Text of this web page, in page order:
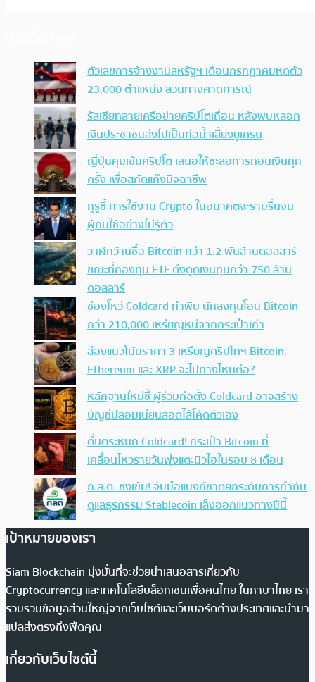
ตัวเลขการจ้างงานสหรัฐฯ เดือนกรกฎาคมหดตัว
23,000 ตำแหน่ง สวนทางคาดการณ์
รัสเซียทลายเครือข่ายคริปโตเถื่อน หลังพบหลอก
เงินประชาชนส่งไปเป็นท่อน้ำเลี้ยงยูเครน
ญี่ปุ่นคุมเข้มคริปโต เสนอให้ชะลอการถอนเงินทุก
ครั้ง เพื่อสกัดแก๊งมิจฉาชีพ
กูรูชี้ การใช้งาน Crypto ในอนาคตจะราบรื่นจน
ผู้คนใช้อย่างไม่รู้ตัว
วาฬกว้านซื้อ Bitcoin กว่า 1.2 พันล้านดอลลาร์
ขณะที่กองทุน ETF ดึงดูดเงินทุนกว่า 750 ล้าน
ดอลลาร์
ช่องโหว่ Coldcard ทำพิษ นักลงทุนโอน Bitcoin
กว่า 210,000 เหรียญหนีจากกระเป๋าเก่า
ส่องแนวโน้มราคา 3 เหรียญคริปโทฯ Bitcoin,
Ethereum และ XRP จะไปทางไหนต่อ?
หลักฐานใหม่ชี้ ผู้ร่วมก่อตั้ง Coldcard อาจสร้าง
บัญชีปลอมเนียนสอดไส้โค้ดตัวเอง
ตื่นตระหนก Coldcard! กระเป๋า Bitcoin ที่
เคลื่อนไหวรายวันพุ่งแตะนิวไฮในรอบ 8 เดือน
ก.ล.ต. ชงเข้ม! จับมือแบงก์ชาติยกระดับการกำกับ
ดูแลธุรกรรม Stablecoin เล็งออกแนวทางปีนี้
เป้าหมายของเรา
Siam Blockchain มุ่งมั่นที่จะช่วยนำเสนอสารเกี่ยวกับ
Cryptocurrency และเทคโนโลยีบล็อกเชนเพื่อคนไทย ในภาษาไทย เรา
รวบรวมข้อมูลส่วนใหญ่จากเว็บไซต์และเว็บบอร์ดต่างประเทศและนำมา
แปลส่งตรงถึงฟีดคุณ
เกี่ยวกับเว็บไซต์นี้